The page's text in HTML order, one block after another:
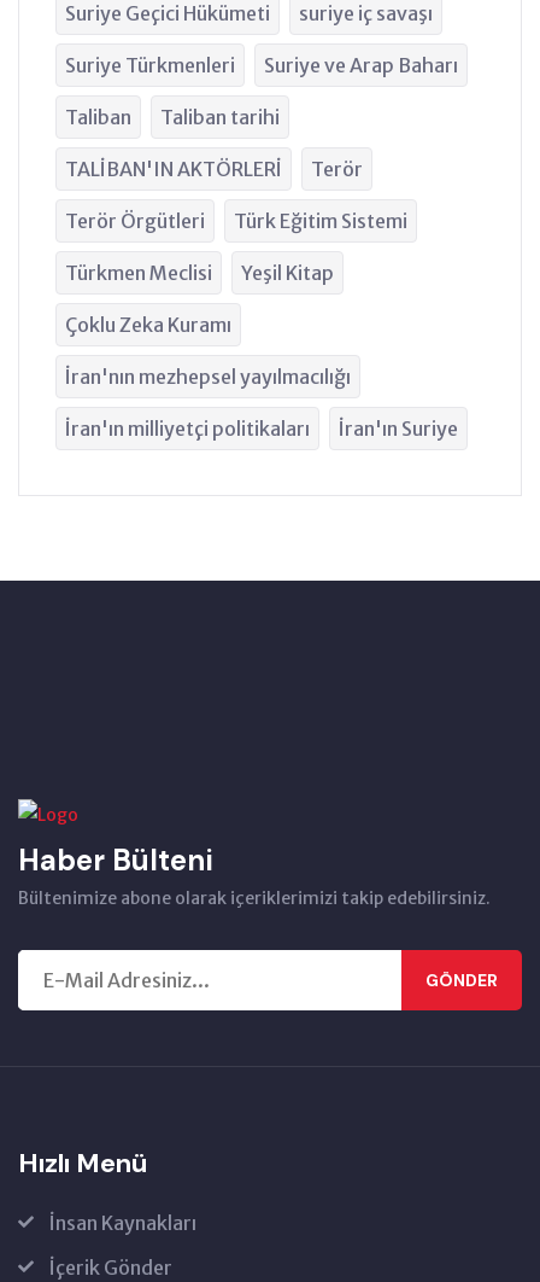
Suriye Geçici Hükümeti suriye iç savaşı
Suriye Türkmenleri Suriye ve Arap Baharı
Taliban Taliban tarihi
TALİBAN'IN AKTÖRLERİ Terör
Terör Örgütleri Türk Eğitim Sistemi
Türkmen Meclisi Yeşil Kitap
Çoklu Zeka Kuramı
İran'nın mezhepsel yayılmacılığı
İran'ın milliyetçi politikaları İran'ın Suriye
Haber Bülteni
Bültenimize abone olarak içeriklerimizi takip edebilirsiniz.
GÖNDER
Hızlı Menü
İnsan Kaynakları
İçerik Gönder